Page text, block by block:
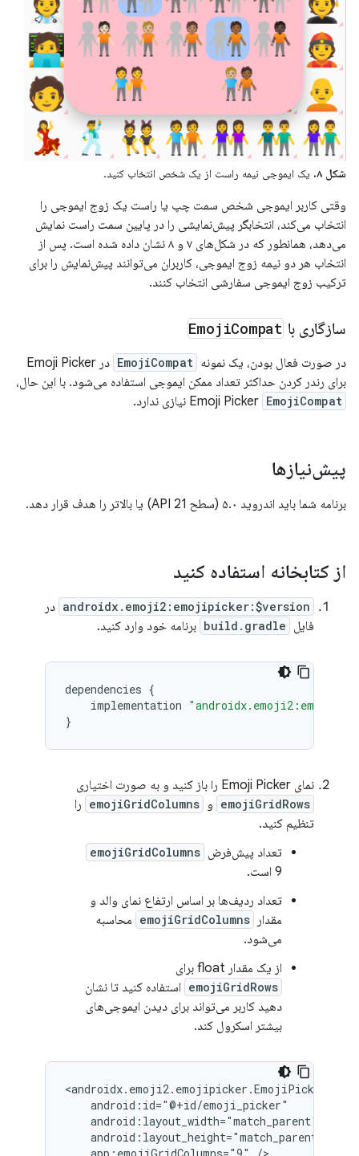
شکل ۸. یک ایموجی نیمه راست از یک شخص انتخاب کنید.
وقتی کاربر ایموجی شخص سمت چپ یا راست یک زوج ایموجی را
انتخاب می‌کند، انتخابگر پیش‌نمایشی را در پایین سمت راست نمایش
می‌دهد، همانطور که در شکل‌های ۷ و ۸ نشان داده شده است. پس از
انتخاب هر دو نیمه زوج ایموجی، کاربران می‌توانند پیش‌نمایش را برای
ترکیب زوج ایموجی سفارشی انتخاب کنند.
سازگاری با EmojiCompat
در صورت فعال بودن، یک نمونه EmojiCompat
در Emoji Picker
برای رندر کردن حداکثر تعداد ممکن ایموجی استفاده می‌شود. با این حال،
Emoji Picker EmojiCompat نیازی ندارد.
پیش‌نیازها
برنامه شما باید اندروید ۵.۰ (سطح API 21) یا بالاتر را هدف قرار دهد.
از کتابخانه استفاده کنید
androidx.emoji2:emojipicker:$version در
فایل build.gradle برنامه خود وارد کنید.
dependencies {
implementation
}
نمای Emoji Picker را باز کنید و به صورت اختیاری
emojiGridRows و emojiGridColumns را
تنظیم کنید.
تعداد پیش‌فرض emojiGridColumns
9 است.
تعداد ردیف‌ها بر اساس ارتفاع نمای والد و
مقدار
emojiGridColumns محاسبه
می‌شود.
از یک مقدار float برای
emojiGridRows استفاده کنید تا نشان
دهید کاربر می‌تواند برای دیدن ایموجی‌های
بیشتر اسکرول کند.
app:emojiGridColumns="9"